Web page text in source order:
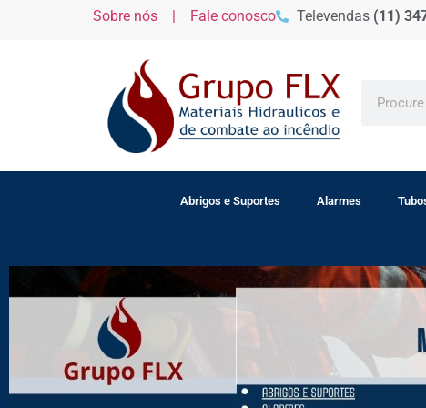
Sobre nós | Fale conosco Televendas (11)
Abrigos e Suportes Alarmes